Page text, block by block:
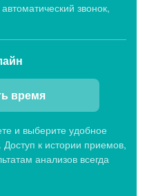
звонок,
время
и выберите удобное
к истории приемов,
анализов всегда